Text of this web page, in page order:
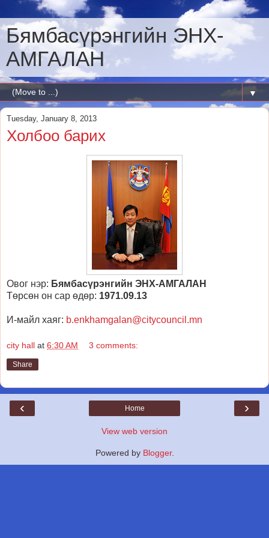
Бямбасүрэнгийн ЭНХ-
АМГАЛАН
▼
Tuesday, January 8, 2013
Холбоо барих
Овог нэр: Бямбасүрэнгийн ЭНХ-АМГАЛАН
Төрсөн он сар өдөр: 1971.09.13
И-майл хаяг: b.enkhamgalan@citycouncil.mn
city hall at 6:30 AM 3 comments:
Share
‹ ›
Home
View web version
Powered by Blogger.